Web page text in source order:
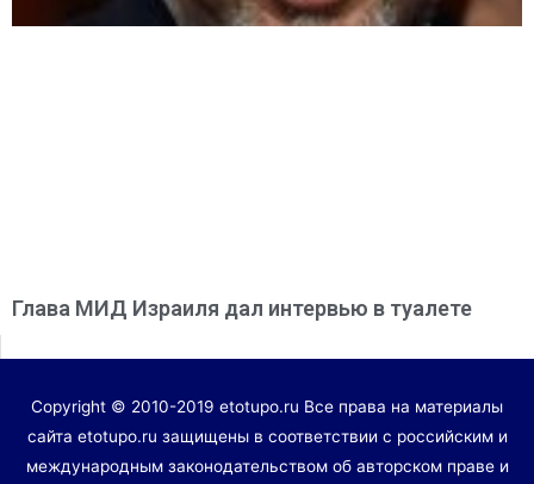
Глава МИД Израиля дал интервью в туалете
Copyright © 2010-2019 etotupo.ru Все права на материалы
сайта etotupo.ru защищены в соответствии с российским и
международным законодательством об авторском праве и